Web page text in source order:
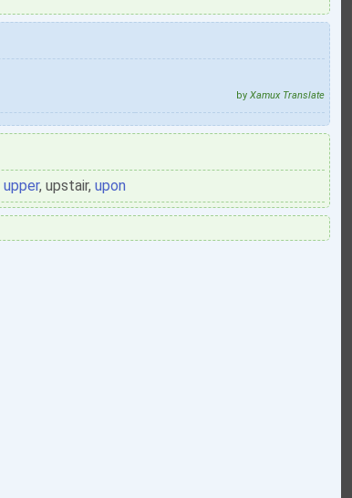
by Xamux Translate
upper, upstair, upon